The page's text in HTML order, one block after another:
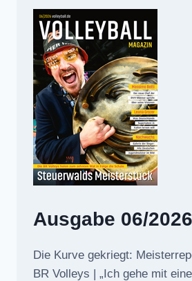
Ausgabe 06/2026
Die Kurve gekriegt:
BR Volleys | „Ich gehe mit